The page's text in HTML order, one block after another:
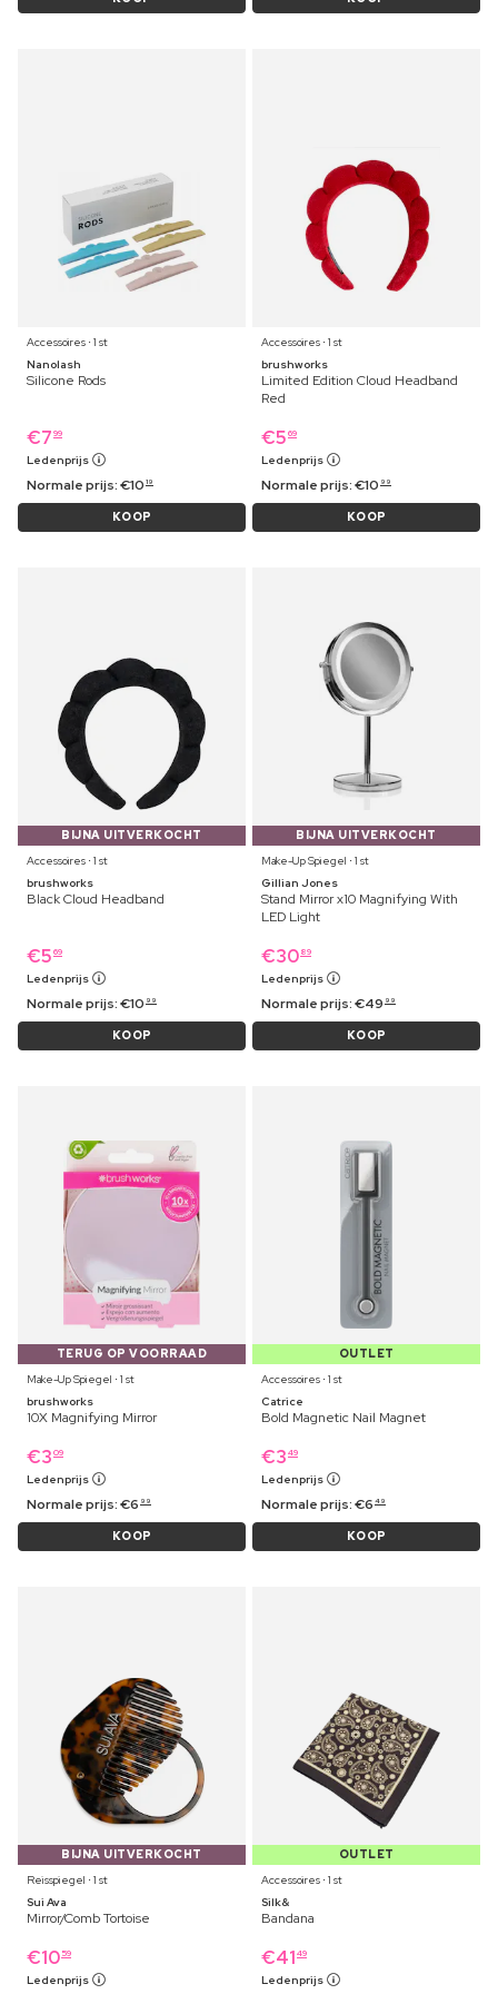
Accessoires ⋅ 1 st
Nanolash
Silicone Rods
€7 99
Ledenprijs
Normale prijs:€10 19
KOOP
Accessoires ⋅ 1 st
brushworks
Limited Edition Cloud Headband
Red
€5 69
Ledenprijs
Normale prijs:€10 99
KOOP
BIJNA UITVERKOCHT
Accessoires ⋅ 1 st
brushworks
Black Cloud Headband
€5 69
Ledenprijs
Normale prijs:€10 99
KOOP
BIJNA UITVERKOCHT
Make-Up Spiegel ⋅ 1 st
Gillian Jones
Stand Mirror x10 Magnifying With
LED Light
€30 89
Ledenprijs
Normale prijs:€49 99
KOOP
TERUG OP VOORRAAD
Make-Up Spiegel ⋅ 1 st
brushworks
10X Magnifying Mirror
€3 09
Ledenprijs
Normale prijs:€6 99
KOOP
OUTLET
Accessoires ⋅ 1 st
Catrice
Bold Magnetic Nail Magnet
€3 49
Ledenprijs
Normale prijs:€6 49
KOOP
BIJNA UITVERKOCHT
Reisspiegel ⋅ 1 st
Sui Ava
Mirror/Comb Tortoise
€10 59
Ledenprijs
OUTLET
Accessoires ⋅ 1 st
Silk&
Bandana
€41 49
Ledenprijs